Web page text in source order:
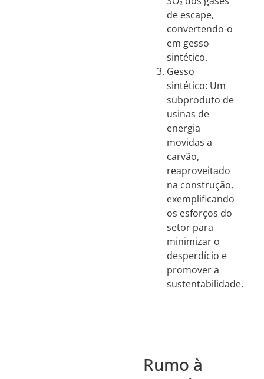
de escape,
convertendo-o
em gesso
sintético.
Gesso
sintético: Um
subproduto de
usinas de
energia
movidas a
carvão,
reaproveitado
na construção,
exemplificando
os esforços do
setor para
minimizar o
desperdício e
promover a
sustentabilidade.
Rumo à